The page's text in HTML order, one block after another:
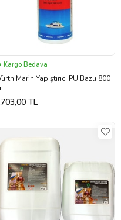
Kargo Bedava
Marin Yapıştırıcı PU Bazlı 800
TL